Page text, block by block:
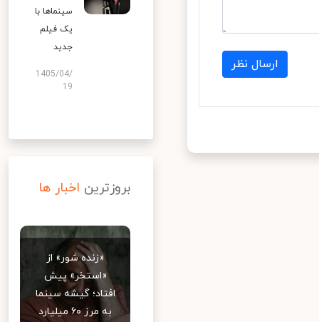
ارسال نظر
سینماها با
یک فیلم
جدید
1405/04/
19
بروزترین اخبار ها
«زنده شور» از
«استخر» پیش
افتاد؛ گیشه سینما
به مرز ۶۰ میلیارد